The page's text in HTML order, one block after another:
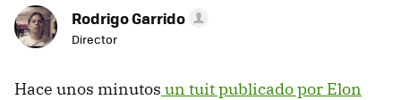
Rodrigo Garrido
Director
Hace unos minutos un tuit publicado por Elon